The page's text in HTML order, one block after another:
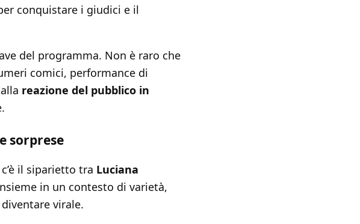
conquistare i giudici e il
del programma. Non è raro che
comici, performance di
reazione del pubblico in
sorprese
il siparietto tra Luciana
in un contesto di varietà,
virale.